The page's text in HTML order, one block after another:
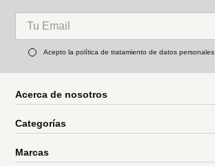
Acepto la política de tratamiento de datos personales
Acerca de nosotros
Categorías
Marcas